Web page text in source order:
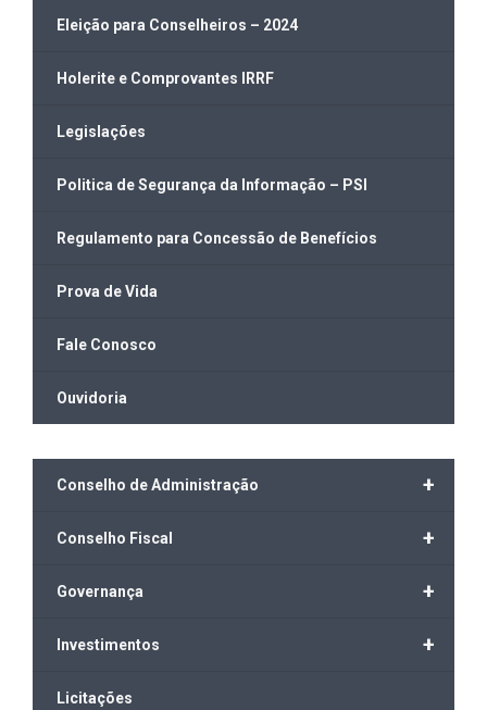
Eleição para Conselheiros – 2024
Holerite e Comprovantes IRRF
Legislações
Politica de Segurança da Informação – PSI
Regulamento para Concessão de Benefícios
Prova de Vida
Fale Conosco
Ouvidoria
+
Conselho de Administração
+
Conselho Fiscal
+
Governança
+
Investimentos
Licitações